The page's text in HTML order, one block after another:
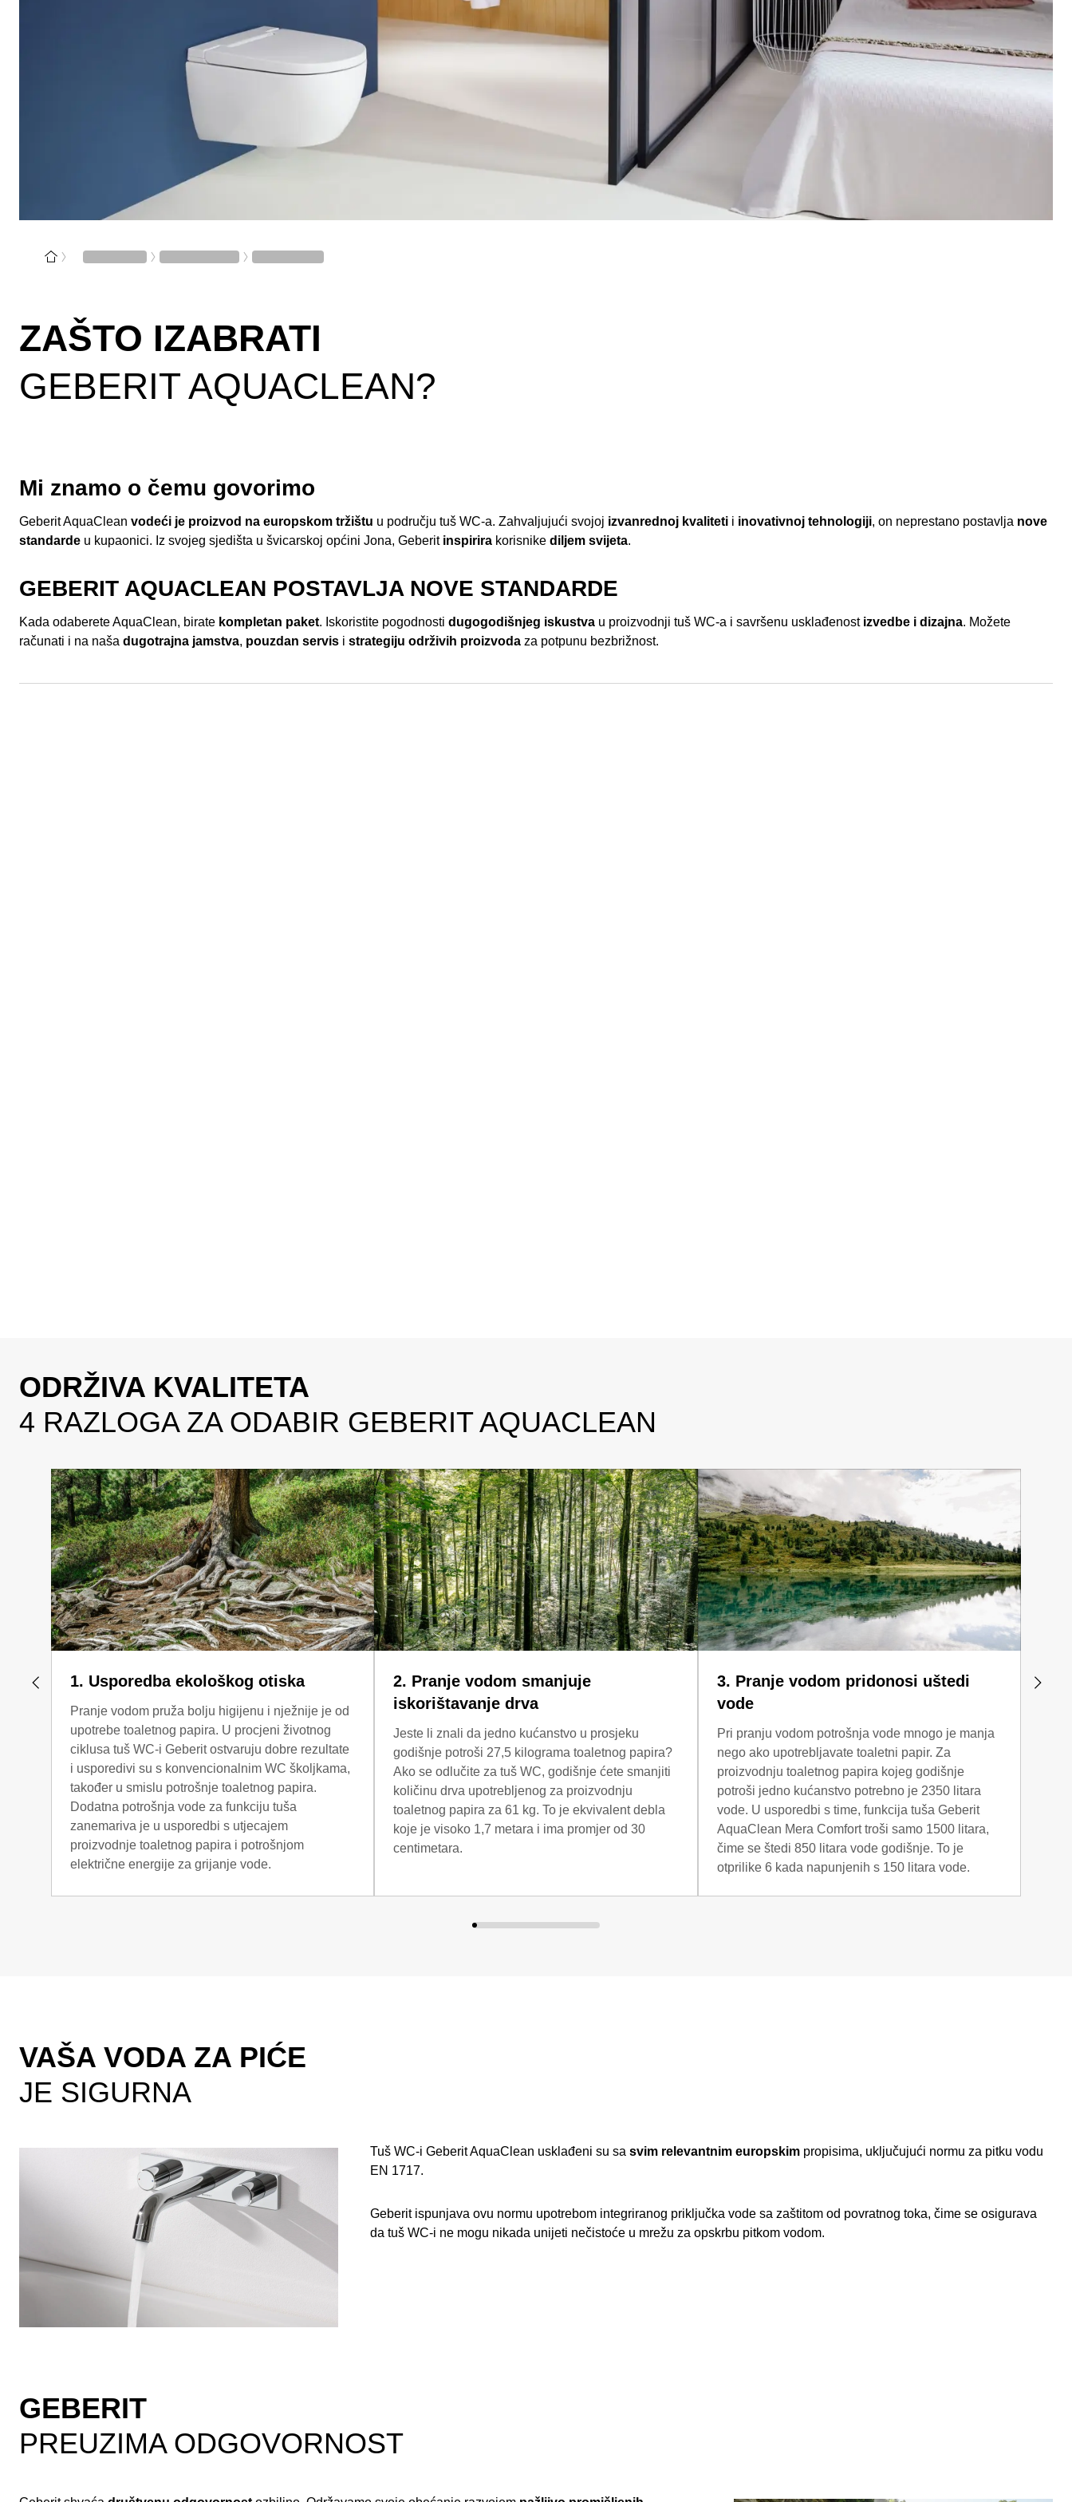
ZAŠTO IZABRATI
GEBERIT AQUACLEAN?
Mi znamo o čemu govorimo
Geberit AquaClean vodeći je proizvod na europskom tržištu u području tuš WC-a. Zahvaljujući svojoj izvanrednoj kvaliteti i inovativnoj tehnologiji, on neprestano postavlja nove
standarde u kupaonici. Iz svojeg sjedišta u švicarskoj općini Jona, Geberit inspirira korisnike diljem svijeta.
GEBERIT AQUACLEAN POSTAVLJA NOVE STANDARDE
Kada odaberete AquaClean, birate kompletan paket. Iskoristite pogodnosti dugogodišnjeg iskustva u proizvodnji tuš WC-a i savršenu usklađenost izvedbe i dizajna. Možete
računati i na naša dugotrajna jamstva, pouzdan servis i strategiju održivih proizvoda za potpunu bezbrižnost.
ODRŽIVA KVALITETA
4 RAZLOGA ZA ODABIR GEBERIT AQUACLEAN
1. Usporedba ekološkog otiska
Pranje vodom pruža bolju higijenu i nježnije je od
upotrebe toaletnog papira. U procjeni životnog
ciklusa tuš WC-i Geberit ostvaruju dobre rezultate
i usporedivi su s konvencionalnim WC školjkama,
također u smislu potrošnje toaletnog papira.
Dodatna potrošnja vode za funkciju tuša
zanemariva je u usporedbi s utjecajem
proizvodnje toaletnog papira i potrošnjom
električne energije za grijanje vode.
2. Pranje vodom smanjuje
iskorištavanje drva
Jeste li znali da jedno kućanstvo u prosjeku
godišnje potroši 27,5 kilograma toaletnog papira?
Ako se odlučite za tuš WC, godišnje ćete smanjiti
količinu drva upotrebljenog za proizvodnju
toaletnog papira za 61 kg. To je ekvivalent debla
koje je visoko 1,7 metara i ima promjer od 30
centimetara.
3. Pranje vodom pridonosi uštedi
vode
Pri pranju vodom potrošnja vode mnogo je manja
nego ako upotrebljavate toaletni papir. Za
proizvodnju toaletnog papira kojeg godišnje
potroši jedno kućanstvo potrebno je 2350 litara
vode. U usporedbi s time, funkcija tuša Geberit
AquaClean Mera Comfort troši samo 1500 litara,
čime se štedi 850 litara vode godišnje. To je
otprilike 6 kada napunjenih s 150 litara vode.
4.
VAŠA VODA ZA PIĆE
JE SIGURNA
Tuš WC-i Geberit AquaClean usklađeni su sa svim relevantnim europskim propisima, uključujući normu za pitku vodu
EN 1717.
Geberit ispunjava ovu normu upotrebom integriranog priključka vode sa zaštitom od povratnog toka, čime se osigurava
da tuš WC-i ne mogu nikada unijeti nečistoće u mrežu za opskrbu pitkom vodom.
GEBERIT
PREUZIMA ODGOVORNOST